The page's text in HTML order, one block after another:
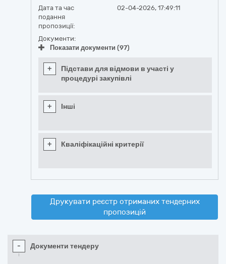
Дата та час
подання
пропозиції:
02-04-2026, 17:49:11
Документи:
Показати документи (97)
+
Підстави для відмови в участі у
процедурі закупівлі
+ Інші
+ Кваліфікаційні критерії
Друкувати реєстр отриманих тендерних
пропозицій
- Документи тендеру